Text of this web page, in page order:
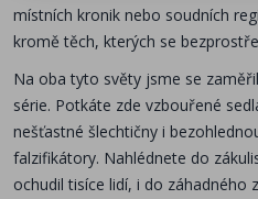
místních kronik nebo soudních
kromě těch, kterých se
Na oba tyto světy jsme se
série. Potkáte zde vzbouřené
nešťastné šlechtičny i
falzifikátory. Nahlédnete do
ochudil tisíce lidí, i do záhadného